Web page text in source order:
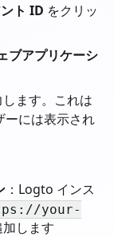
ト ID をクリッ
ブアプリケーシ
します。これは
ーには表示され
：Logto インス
your-
加します